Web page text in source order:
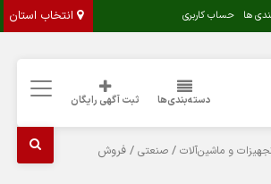
انتخاب استان ها حساب کاربری
دسته‌بندی‌ها ثبت آگهی رایگان
و ماشین‌آلات /صنعتی / فروش